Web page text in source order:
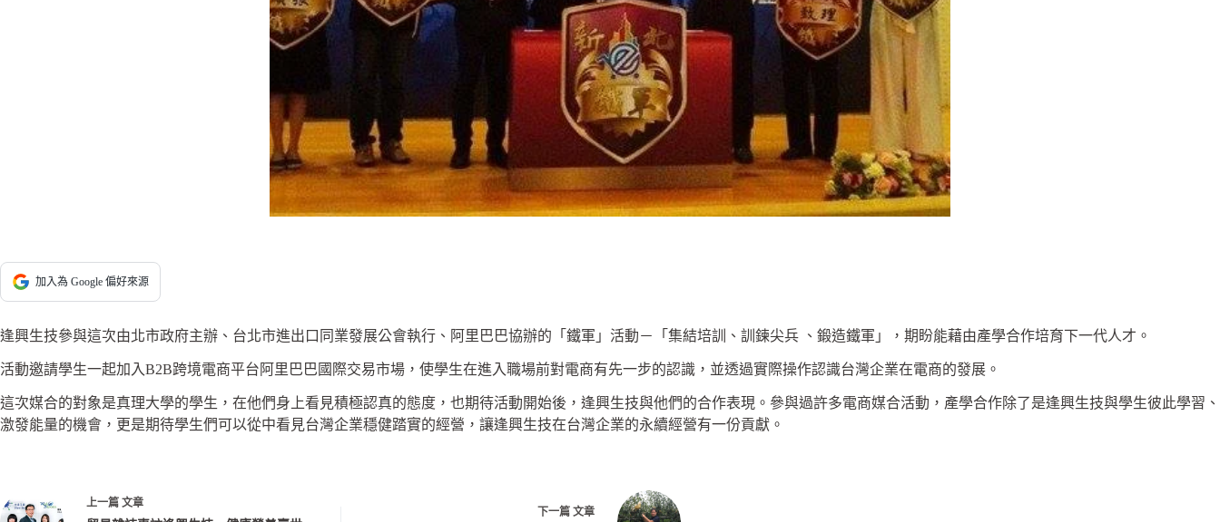
加入為 Google 偏好來源
逢興生技參與這次由北市政府主辦、台北市進出口同業發展公會執行、阿里巴巴協辦的「鐵軍」活動－「集結培訓、訓鍊尖兵 、鍛造鐵軍」，期盼能藉由產學合作培育下一代人才。
活動邀請學生一起加入B2B跨境電商平台阿里巴巴國際交易市場，使學生在進入職場前對電商有先一步的認識，並透過實際操作認識台灣企業在電商的發展。
這次媒合的對象是真理大學的學生，在他們身上看見積極認真的態度，也期待活動開始後，逢興生技與他們的合作表現。參與過許多電商媒合活動，產學合作除了是逢興生技與學生彼此學習、
激發能量的機會，更是期待學生們可以從中看見台灣企業穩健踏實的經營，讓逢興生技在台灣企業的永續經營有一份貢獻。
上一篇 文章
下一篇 文章